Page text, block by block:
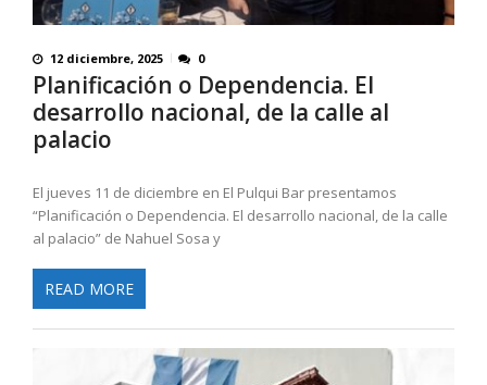
12 diciembre, 2025 0
Planificación o Dependencia. El
desarrollo nacional, de la calle al
palacio
El jueves 11 de diciembre en El Pulqui Bar presentamos
“Planificación o Dependencia. El desarrollo nacional, de la calle
al palacio” de Nahuel Sosa y
READ MORE